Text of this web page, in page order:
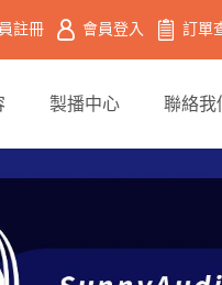
註冊 會員登入 訂單
製播中心 聯絡我